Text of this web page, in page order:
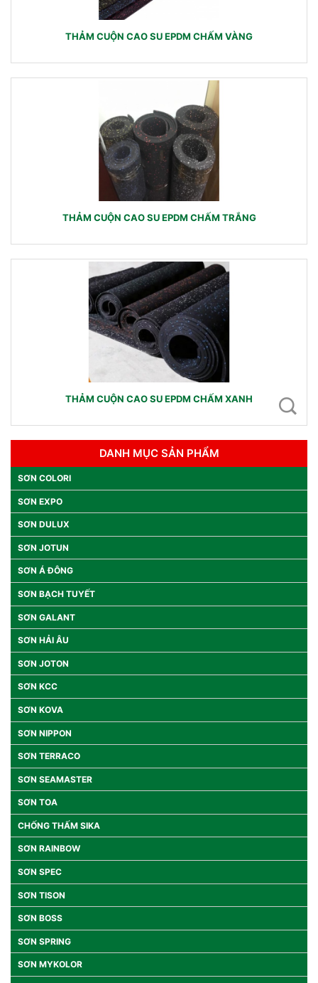
THẢM CUỘN CAO SU EPDM CHẤM VÀNG
THẢM CUỘN CAO SU EPDM CHẤM TRẮNG
THẢM CUỘN CAO SU EPDM CHẤM XANH
DANH MỤC SẢN PHẨM
SƠN COLORI
SƠN EXPO
SƠN DULUX
SƠN JOTUN
SƠN Á ĐÔNG
SƠN BẠCH TUYẾT
SƠN GALANT
SƠN HẢI ÂU
SƠN JOTON
SƠN KCC
SƠN KOVA
SƠN NIPPON
SƠN TERRACO
SƠN SEAMASTER
SƠN TOA
CHỐNG THẤM SIKA
SƠN RAINBOW
SƠN SPEC
SƠN TISON
SƠN BOSS
SƠN SPRING
SƠN MYKOLOR